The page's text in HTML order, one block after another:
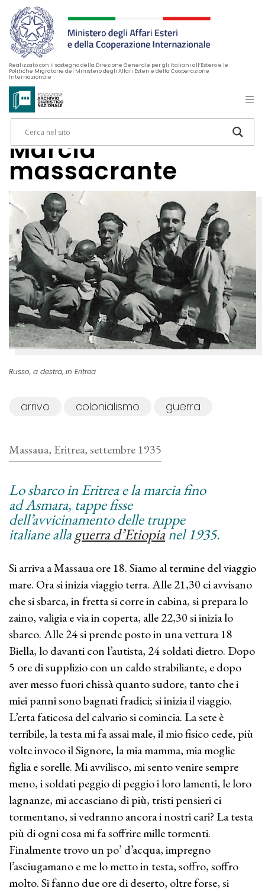
Realizzato con il sostegno della Direzione Generale per gli Italiani all’Estero e le
Politiche Migratorie del Ministero degli Affari Esteri e della Cooperazione
Internazionale
Marcia
massacrante
Russo, a destra, in Eritrea
arrivo colonialismo guerra
Massaua, Eritrea, settembre 1935
Lo sbarco in Eritrea e la marcia fino
ad Asmara, tappe fisse
dell’avvicinamento delle truppe
italiane allaguerra d’Etiopianel 1935.
Si arriva a Massaua ore 18. Siamo al termine del viaggio
mare. Ora si inizia viaggio terra. Alle 21,30 ci avvisano
che si sbarca, in fretta si corre in cabina, si prepara lo
zaino, valigia e via in coperta, alle 22,30 si inizia lo
sbarco. Alle 24 si prende posto in una vettura 18
Biella, lo davanti con l’autista, 24 soldati dietro. Dopo
5 ore di supplizio con un caldo strabiliante, e dopo
aver messo fuori chissà quanto sudore, tanto che i
miei panni sono bagnati fradici; si inizia il viaggio.
L’erta faticosa del calvario si comincia. La sete è
terribile, la testa mi fa assai male, il mio fisico cede, più
volte invoco il Signore, la mia mamma, mia moglie
figlia e sorelle. Mi avvilisco, mi sento venire sempre
meno, i soldati peggio di peggio i loro lamenti, le loro
lagnanze, mi accasciano di più, tristi pensieri ci
tormentano, si vedranno ancora i nostri cari? La testa
più di ogni cosa mi fa soffrire mille tormenti.
Finalmente trovo un po’ d’acqua, impregno
l’asciugamano e me lo metto in testa, soffro, soffro
molto. Si fanno due ore di deserto, oltre forse, si